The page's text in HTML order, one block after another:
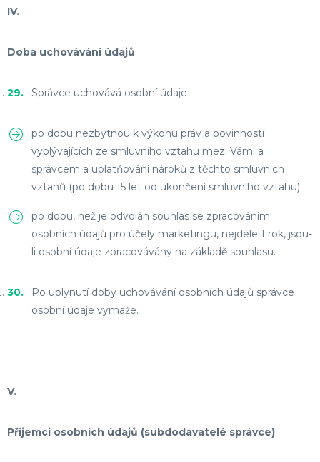
IV.
Doba uchovávání údajů
Správce uchovává osobní údaje
po dobu nezbytnou k výkonu práv a povinností
vyplývajících ze smluvního vztahu mezi Vámi a
správcem a uplatňování nároků z těchto smluvních
vztahů (po dobu 15 let od ukončení smluvního vztahu).
po dobu, než je odvolán souhlas se zpracováním
osobních údajů pro účely marketingu, nejdéle 1 rok, jsou-
li osobní údaje zpracovávány na základě souhlasu.
Po uplynutí doby uchovávání osobních údajů správce
osobní údaje vymaže.
V.
Příjemci osobních údajů (subdodavatelé správce)